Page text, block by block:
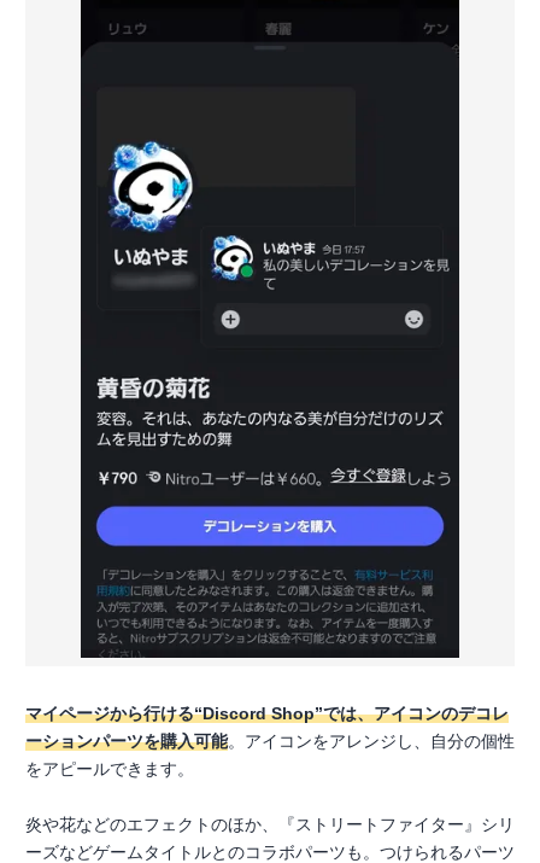
マイページから行ける“Discord Shop”では、アイコンのデコレ
ーションパーツを購入可能。アイコンをアレンジし、自分の個性
をアピールできます。
炎や花などのエフェクトのほか、『ストリートファイター』シリ
ーズなどゲームタイトルとのコラボパーツも。つけられるパーツ